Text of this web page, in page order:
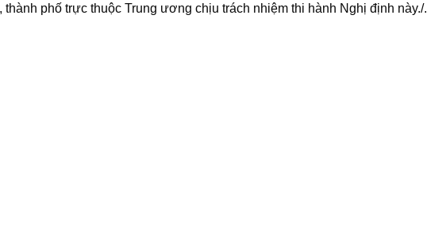
thành phố trực thuộc Trung ương chịu trách nhiệm thi hành Nghị định này./.